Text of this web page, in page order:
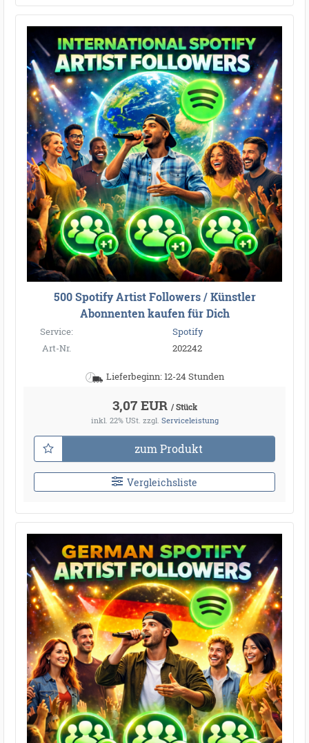
500 Spotify Artist Followers / Künstler
Abonnenten kaufen für Dich
Service:
Spotify
Art-Nr.
202242
Lieferbeginn: 12-24 Stunden
3,07 EUR / Stück
inkl. 22% USt. zzgl. Serviceleistung
zum Produkt
Vergleichsliste